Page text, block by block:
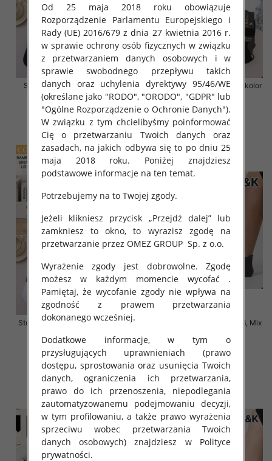
Stopki męskie Roz 39-46, Mix
kolor Paczka 40 szt
2.80 zł
szczegóły
Stopki męskie Roz 39-46, 1 kolor
Paczka 40 szt
2.80 zł
szczegóły
Stopki męskie Roz 39-46, 1 kolor
2.80 zł
szczegóły
Skarpety męskie Roz 40-46, Mix
2.20 zł
szczegóły
Od 25 maja 2018 roku obowiązuje
Rozporządzenie Parlamentu Europejskiego i
Rady (UE) 2016/679 z dnia 27 kwietnia 2016 r.
w sprawie ochrony osób fizycznych w związku
z przetwarzaniem danych osobowych i w
sprawie swobodnego przepływu takich
danych oraz uchylenia dyrektywy 95/46/WE
(określane jako "RODO", "ORODO", "GDPR" lub
"Ogólne Rozporządzenie o Ochronie Danych").
W związku z tym chcielibyśmy poinformować
Cię o przetwarzaniu Twoich danych oraz
zasadach, na jakich odbywa się to po dniu 25
maja 2018 roku. Poniżej znajdziesz
podstawowe informacje na ten temat.
Potrzebujemy na to Twojej zgody.
Jeżeli klikniesz przycisk „Przejdź dalej” lub
zamkniesz to okno, to wyrazisz zgodę na
przetwarzanie przez OMEZ GROUP Sp. z o.o.
Wyrażenie zgody jest dobrowolne. Zgodę
możesz w każdym momencie wycofać .
Pamiętaj, że wycofanie zgody nie wpływa na
zgodność z prawem przetwarzania
dokonanego wcześniej.
Dodatkowe informacje, w tym o
przysługujących uprawnieniach (prawo
dostępu, sprostowania oraz usunięcia Twoich
danych, ograniczenia ich przetwarzania,
prawo do ich przenoszenia, niepodlegania
zautomatyzowanemu podejmowaniu decyzji,
w tym profilowaniu, a także prawo wyrażenia
sprzeciwu wobec przetwarzania Twoich
danych osobowych) znajdziesz w Polityce
prywatności.